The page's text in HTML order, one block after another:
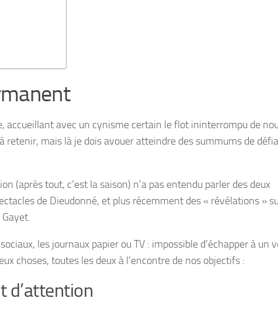
accueillant avec un cynisme certain le flot ininterrompu de
mais là je dois avouer atteindre des summums de
(après tout, c’est la saison) n’a pas entendu parler des deux
de Dieudonné, et plus récemment des « révélations »
les journaux papier ou TV : impossible d’échapper à un
choses, toutes les deux à l’encontre de nos objectifs :
d’attention